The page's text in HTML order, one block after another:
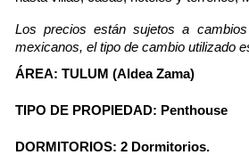
Los precios están sujetos a
mexicanos, el tipo de cambio utilizado
ÁREA: TULUM (Aldea Zama)
TIPO DE PROPIEDAD: Penthouse
DORMITORIOS: 2 Dormitorios.